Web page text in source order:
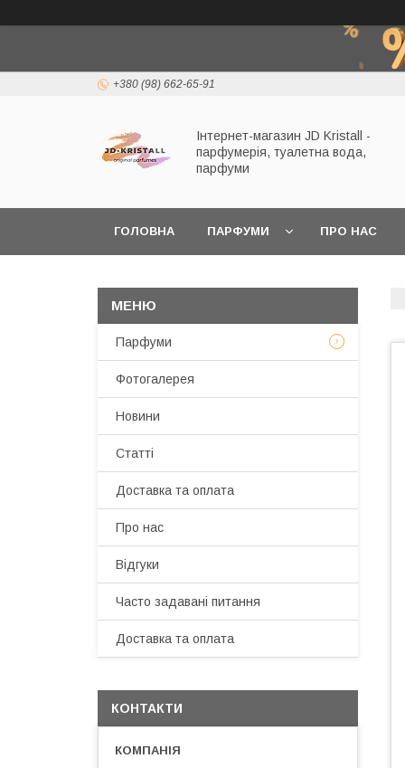
+380 (98) 662-65-91
Інтернет-магазин JD Kristall -
парфумерія, туалетна вода,
парфуми
ГОЛОВНА ПАРФУМИ ПРО НАС
Парфуми
Фотогалерея
Новини
Статті
Доставка та оплата
Про нас
Відгуки
Часто задавані питання
Доставка та оплата
КОНТАКТИ